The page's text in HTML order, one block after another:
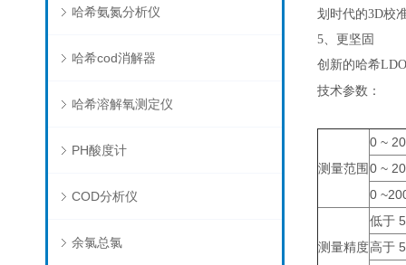
哈希氨氮分析仪
哈希cod消解器
哈希溶解氧测定仪
PH酸度计
COD分析仪
余氯总氯
划时代的3D校
5、更坚固
创新的哈希
技术参数：
测量范围
0 ~
0 ~
0
测量精度
低于
高于